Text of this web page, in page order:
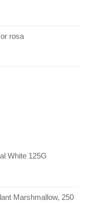
rosa
White 125G
Marshmallow, 250